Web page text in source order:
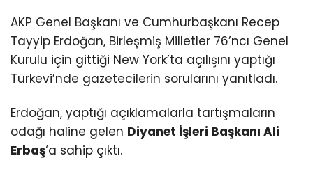
AKP Genel Başkanı ve Cumhurbaşkanı Recep
Tayyip Erdoğan, Birleşmiş Milletler 76’ncı Genel
Kurulu için gittiği New York’ta açılışını yaptığı
Türkevi’nde gazetecilerin sorularını yanıtladı.
Erdoğan, yaptığı açıklamalarla tartışmaların
odağı haline gelen Diyanet İşleri Başkanı Ali
Erbaş‘a sahip çıktı.